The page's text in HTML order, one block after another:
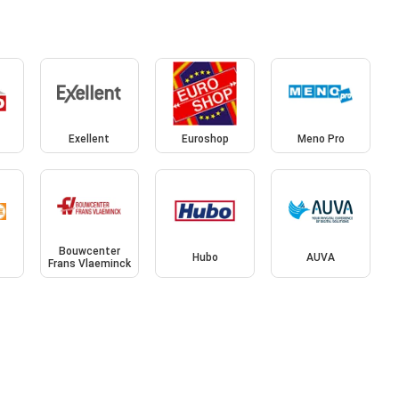
Exellent Euroshop Meno Pro
Bouwcenter
Frans Vlaeminck
Hubo AUVA